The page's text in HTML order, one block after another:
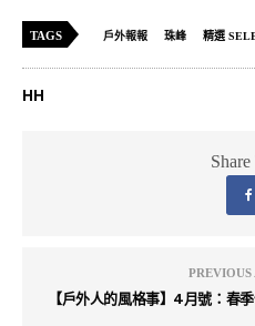
TAGS 戶外報報 珠峰 精選
HH
【戶外人的風格事】4月號：春